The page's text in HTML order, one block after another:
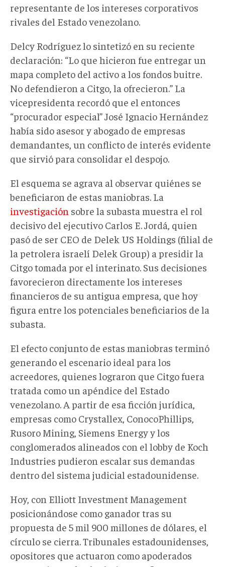
representante de los intereses corporativos
rivales del Estado venezolano.
Delcy Rodríguez lo sintetizó en su reciente
declaración: “Lo que hicieron fue entregar un
mapa completo del activo a los fondos buitre.
No defendieron a Citgo, la ofrecieron.” La
vicepresidenta recordó que el entonces
“procurador especial” José Ignacio Hernández
había sido asesor y abogado de empresas
demandantes, un conflicto de interés evidente
que sirvió para consolidar el despojo.
El esquema se agrava al observar quiénes se
beneficiaron de estas maniobras. La
investigación sobre la subasta muestra el rol
decisivo del ejecutivo Carlos E. Jordá, quien
pasó de ser CEO de Delek US Holdings (filial de
la petrolera israelí Delek Group) a presidir la
Citgo tomada por el interinato. Sus decisiones
favorecieron directamente los intereses
financieros de su antigua empresa, que hoy
figura entre los potenciales beneficiarios de la
subasta.
El efecto conjunto de estas maniobras terminó
generando el escenario ideal para los
acreedores, quienes lograron que Citgo fuera
tratada como un apéndice del Estado
venezolano. A partir de esa ficción jurídica,
empresas como Crystallex, ConocoPhillips,
Rusoro Mining, Siemens Energy y los
conglomerados alineados con el lobby de Koch
Industries pudieron escalar sus demandas
dentro del sistema judicial estadounidense.
Hoy, con Elliott Investment Management
posicionándose como ganador tras su
propuesta de 5 mil 900 millones de dólares, el
círculo se cierra. Tribunales estadounidenses,
opositores que actuaron como apoderados